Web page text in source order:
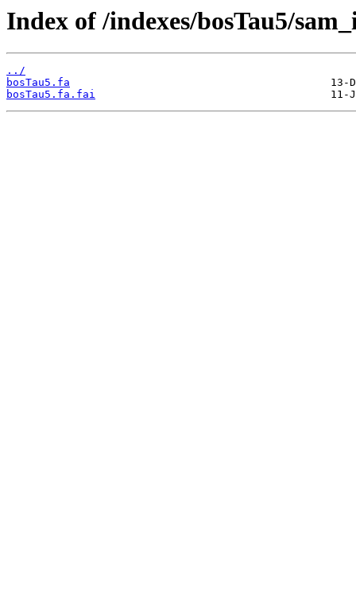
Index of /indexes/bosTau5/
../
bosTau5.fa
bosTau5.fa.fai